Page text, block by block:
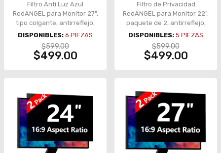
Filtro Anti Luz Azul
RedANGEL para Monitor 27",
tipo colgante, antirreflejo,
protección ocular –
X004R5447P
DISPONIBLES: 6 PIEZAS
$599.00
$499.00
Filtro de Privacidad
RedANGEL para Monitor 22",
paquete de 2, antirreflejo,
protección visual –
X004QQBHWF
DISPONIBLES: 5 PIEZAS
$599.00
$499.00